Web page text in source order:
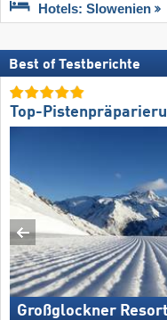
Hotels: Slowenien
Best of Testberichte
Top-
Großglockner